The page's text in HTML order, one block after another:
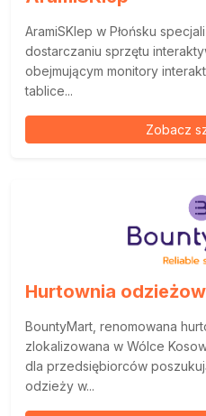
AramiSKlep w Płońsku
dostarczaniu sprzętu
obejmującym monitory
tablice...
Zobacz
Hurtownia
BountyMart, renomowana
zlokalizowana w Wólce
dla przedsiębiorców
odzieży w...